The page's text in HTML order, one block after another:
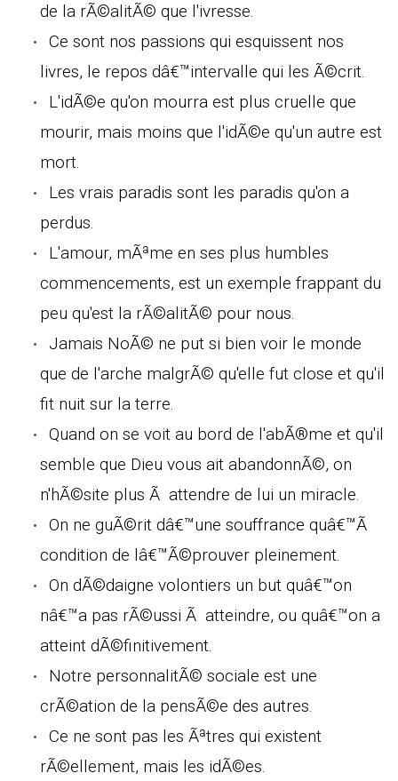
de la rÃ©alitÃ© que l'ivresse.
Ce sont nos passions qui esquissent nos
livres, le repos dâ€™intervalle qui les Ã©crit.
L'idÃ©e qu'on mourra est plus cruelle que
mourir, mais moins que l'idÃ©e qu'un autre est
mort.
Les vrais paradis sont les paradis qu'on a
perdus.
L'amour, mÃªme en ses plus humbles
commencements, est un exemple frappant du
peu qu'est la rÃ©alitÃ© pour nous.
Jamais NoÃ© ne put si bien voir le monde
que de l'arche malgrÃ© qu'elle fut close et qu'il
fit nuit sur la terre.
Quand on se voit au bord de l'abÃ®me et qu'il
semble que Dieu vous ait abandonnÃ©, on
n'hÃ©site plus Ã attendre de lui un miracle.
On ne guÃ©rit dâ€™une souffrance quâ€™Ã
condition de lâ€™Ã©prouver pleinement.
On dÃ©daigne volontiers un but quâ€™on
nâ€™a pas rÃ©ussi Ã atteindre, ou quâ€™on a
atteint dÃ©finitivement.
Notre personnalitÃ© sociale est une
crÃ©ation de la pensÃ©e des autres.
Ce ne sont pas les Ãªtres qui existent
rÃ©ellement, mais les idÃ©es.